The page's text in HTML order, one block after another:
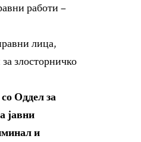
работи –
лица,
злосторничко
Оддел за
јавни
и